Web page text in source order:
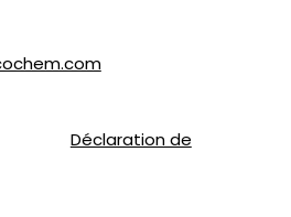
.
Déclaration de